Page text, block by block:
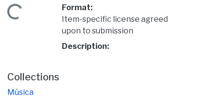
Loading...
Format:
Item-specific license agreed
upon to submission
Description:
Collections
Música